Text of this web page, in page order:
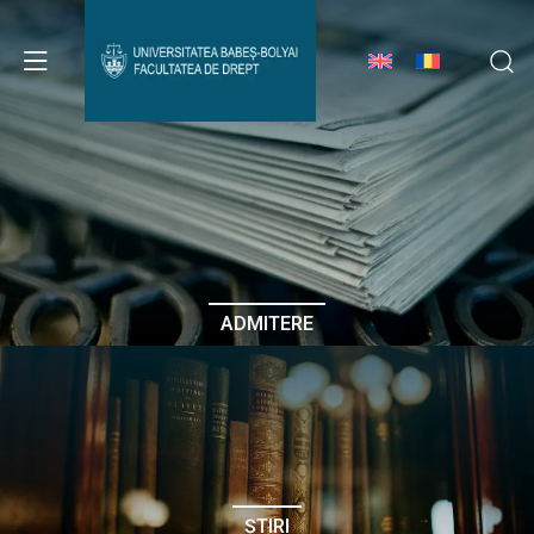
Avizier Studenți
Studii
Admitere
Erasmus & Internațional
Despre Facultate
ADMITERE
ȘTIRI